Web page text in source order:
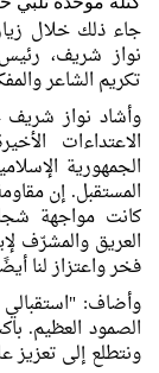
جاء ذلك خلال
نواز شريف،
تكريم الشاعر
وأشاد نواز شريف
الاعتداءات
الجمهورية
المستقبل. إن
كانت مواجهة
العريق والمشرّف
فخر واعتزاز لنا
وأضاف: "استقبالي
الصمود العظيم.
ونتطلع إلى تعزيز